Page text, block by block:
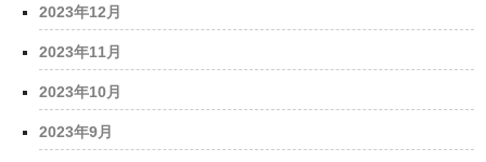
2023年12月
2023年11月
2023年10月
2023年9月